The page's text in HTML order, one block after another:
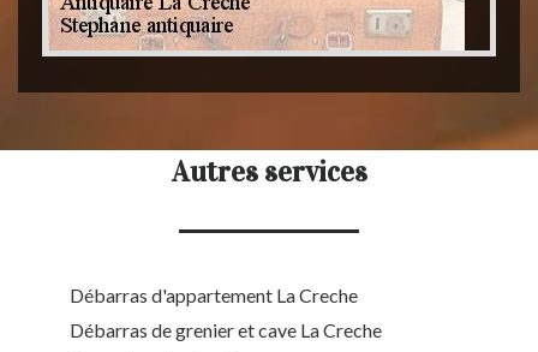
Autres services
Débarras d'appartement La Creche
Débarras de grenier et cave La Creche